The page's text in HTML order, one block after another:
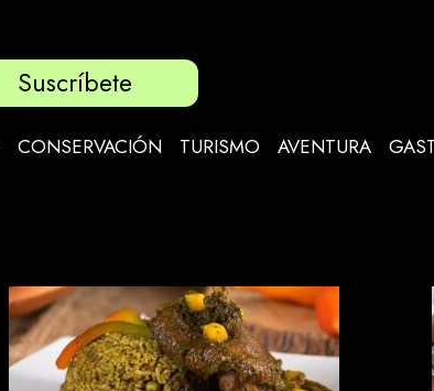
Suscríbete
CONSERVACIÓN TURISMO AVENTURA